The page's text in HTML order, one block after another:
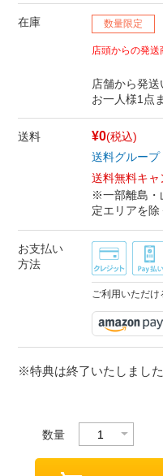
在庫 数量限定
店頭からの発送
店舗から発
お一人様1点
送料 ¥0(税込)
送料グループ
送料無料キ
※一部離島・
定エリアを除
お支払い
方法
ご利用いただけ
※特典は終了いたしました
数量